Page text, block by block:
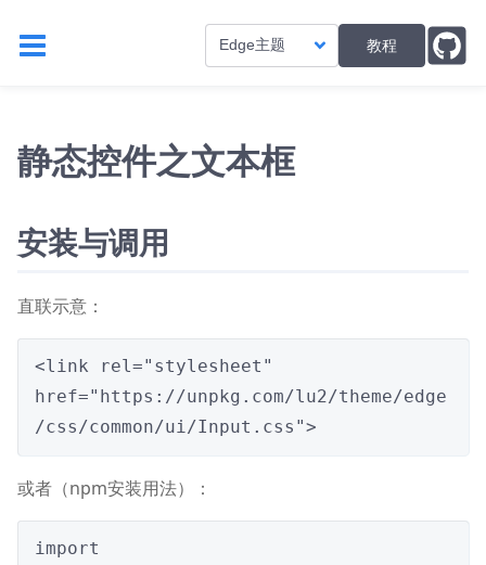
Edge主题 教程
静态控件之文本框
安装与调用
直联示意：
<link rel="stylesheet"
href="https://unpkg.com/lu2/theme/edge
/css/common/ui/Input.css">
或者（npm安装用法）：
import